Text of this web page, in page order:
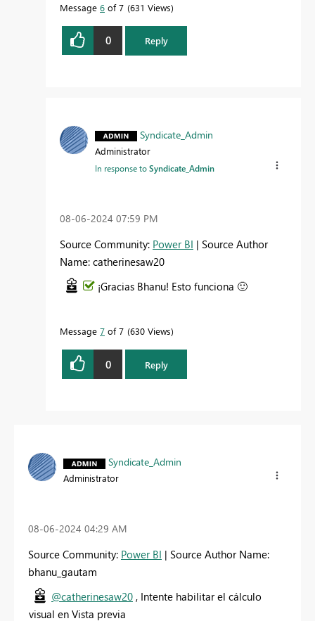
Message 6 of 7 631 Views
0 Reply
Syndicate_Admin
Administrator
In response toSyndicate_Admin
‎08-06-2024 07:59 PM
Source Community: Power BI | Source Author
Name: catherinesaw20
¡Gracias Bhanu! Esto funciona 🙂
Message 7 of 7 630 Views
0 Reply
Syndicate_Admin
Administrator
‎08-06-2024 04:29 AM
Source Community: Power BI | Source Author Name:
bhanu_gautam
@catherinesaw20 , Intente habilitar el cálculo
visual en Vista previa